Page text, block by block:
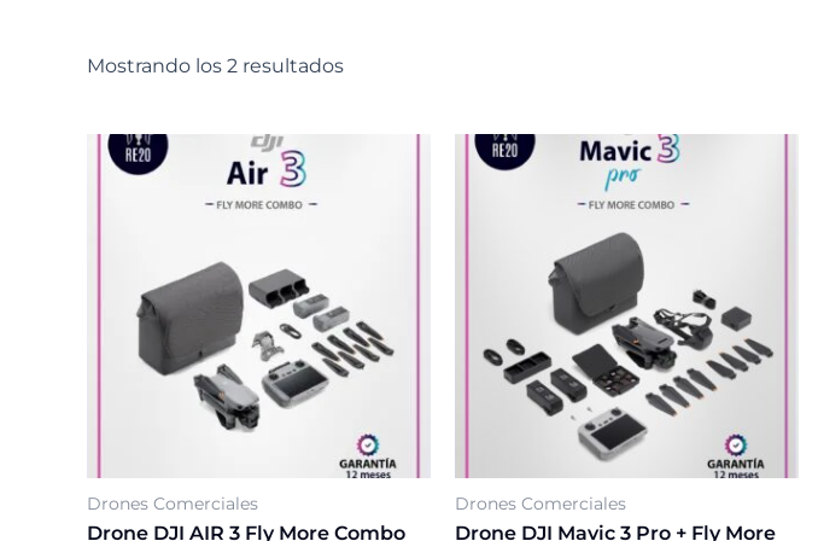
Mostrando los 2 resultados
Drones Comerciales
Drone DJI AIR 3 Fly More Combo
Drones Comerciales
Drone DJI Mavic 3 Pro + Fly More